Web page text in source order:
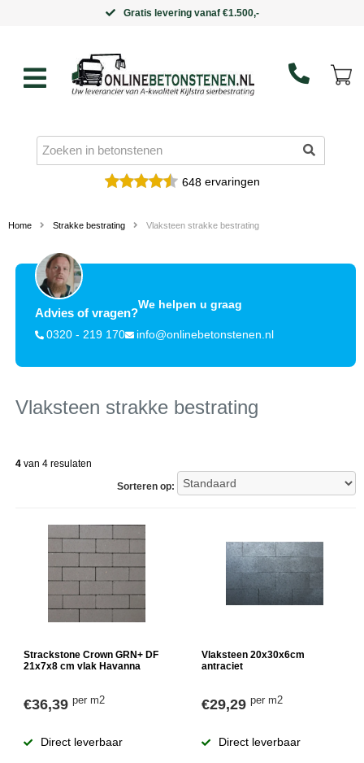
648ervaringen
Home Strakke bestrating Vlaksteen strakke bestrating
Advies of vragen?
We helpen u graag
0320 - 219 170 info@onlinebetonstenen.nl
Vlaksteen strakke bestrating
4van 4 resulaten
Sorteren op:
Strackstone Crown GRN+ DF
21x7x8 cm vlak Havanna
€36,39 per m2
Direct leverbaar
Vlaksteen 20x30x6cm
antraciet
€29,29per m2
Direct leverbaar